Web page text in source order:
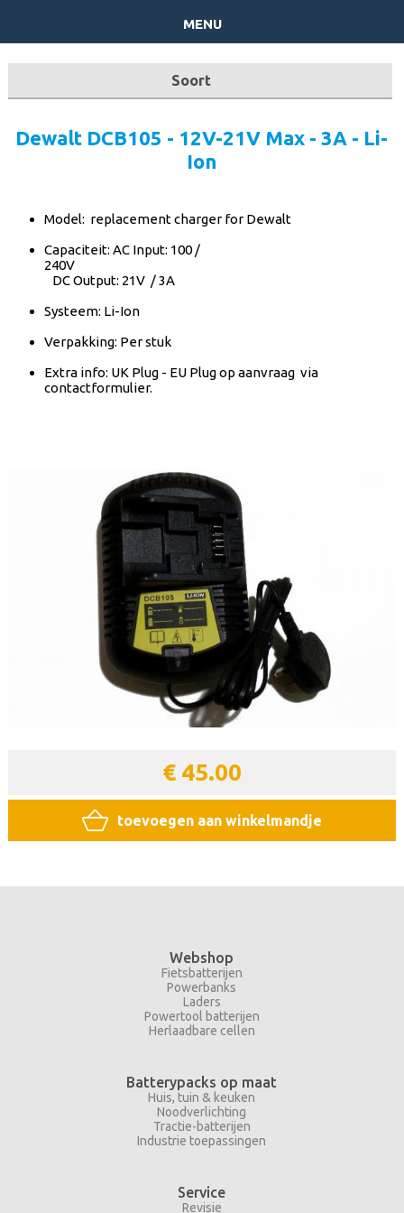
menu
Soort
Herlaadbare - niet herlaadbare
Lithium
Powertools
RC batterijen
Dewalt DCB105 - 12V-21V Max - 3A - Li-
Ion
Model: replacement charger for Dewalt
Capaciteit: AC Input: 100 /
DC Output: 21V / 3A
Systeem: Li-Ion
Verpakking: Per stuk
Extra info: UK Plug - EU Plug op aanvraag via
contactformulier.
€ 45.00
toevoegen aan winkelmandje
Webshop
Fietsbatterijen
Powerbanks
Laders
Powertool batterijen
Herlaadbare cellen
Batterypacks op maat
Huis, tuin & keuken
Noodverlichting
Tractie-batterijen
Industrie toepassingen
Service
Revisie